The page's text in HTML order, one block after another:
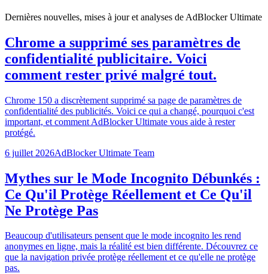
Dernières nouvelles, mises à jour et analyses de AdBlocker Ultimate
Chrome a supprimé ses paramètres de
confidentialité publicitaire. Voici
comment rester privé malgré tout.
Chrome 150 a discrètement supprimé sa page de paramètres de
confidentialité des publicités. Voici ce qui a changé, pourquoi c'est
important, et comment AdBlocker Ultimate vous aide à rester
protégé.
6 juillet 2026AdBlocker Ultimate Team
Mythes sur le Mode Incognito Débunkés :
Ce Qu'il Protège Réellement et Ce Qu'il
Ne Protège Pas
Beaucoup d'utilisateurs pensent que le mode incognito les rend
anonymes en ligne, mais la réalité est bien différente. Découvrez ce
que la navigation privée protège réellement et ce qu'elle ne protège
pas.